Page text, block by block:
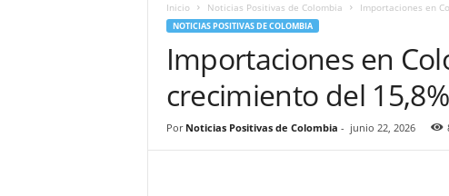
i
Inicio Noticias Positivas de Colombia Importaciones en
NOTICIAS POSITIVAS DE COLOMBIA
Importaciones en
crecimiento del
Por Noticias Positivas de Colombia - junio 22, 2026